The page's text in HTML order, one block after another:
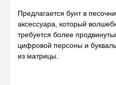
Предлагается бунт в
аксессуара, который
требуется более
цифровой персоны и
из матрицы.